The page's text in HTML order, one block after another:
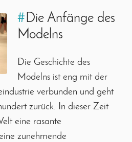
#Die Anfänge des
Modelns
Die Geschichte des
Modelns ist eng mit der
verbunden und geht
zurück. In dieser Zeit
eine rasante
zunehmende